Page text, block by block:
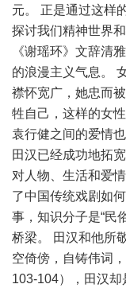
元。 正是通过这样
探讨我们精神世界
《谢瑶环》文辞清
的浪漫主义气息。
襟怀宽广，她忠而
牲自己，这样的女
袁行健之间的爱情
田汉已经成功地拓
对人物、生活和爱
了中国传统戏剧如
事，知识分子是“民
桥梁。 田汉和他所
空倚傍，自铸伟词
103-104），田汉